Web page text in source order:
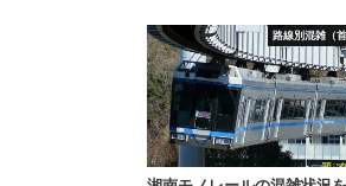
路線別混雑（首